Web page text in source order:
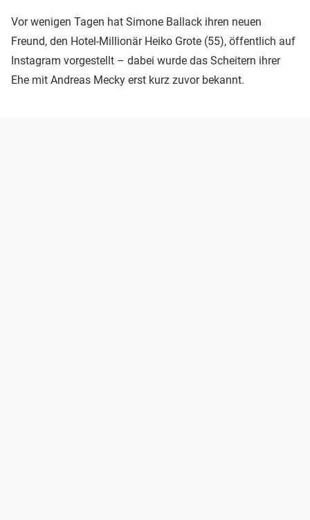
Vor wenigen Tagen hat Simone Ballack ihren neuen
Freund, den Hotel-Millionär Heiko Grote (55), öffentlich auf
Instagram vorgestellt – dabei wurde das Scheitern ihrer
Ehe mit Andreas Mecky erst kurz zuvor bekannt.